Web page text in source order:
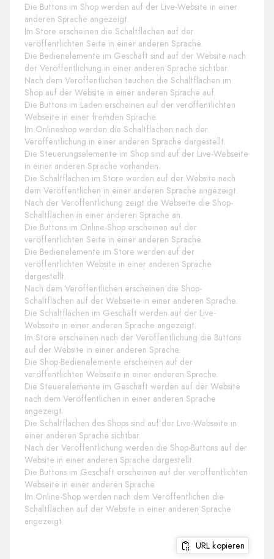
Die Buttons im Shop werden auf der Live-Website in einer
anderen Sprache angezeigt.
Im Store erscheinen die Schaltflächen auf der
veröffentlichten Seite in einer anderen Sprache.
Die Bedienelemente im Geschäft sind auf der Website nach
der Veröffentlichung in einer anderen Sprache sichtbar.
Nach dem Veröffentlichen tauchen die Schaltflächen im
Shop auf der Website in einer anderen Sprache auf.
Die Buttons im Laden erscheinen auf der veröffentlichten
Webseite in einer fremden Sprache.
Im Onlineshop werden die Schaltflächen nach der
Veröffentlichung in einer anderen Sprache dargestellt.
Die Steuerungselemente im Shop sind auf der Live-Webseite
in einer anderen Sprache vorhanden.
Die Schaltflächen im Store werden auf der Website nach
dem Veröffentlichen in einer anderen Sprache angezeigt.
Nach der Veröffentlichung zeigt die Webseite die Shop-
Schaltflächen in einer anderen Sprache an.
Die Buttons im Online-Shop erscheinen auf der
veröffentlichten Seite in einer anderen Sprache.
Die Bedienelemente im Store werden auf der
veröffentlichten Website in einer anderen Sprache
dargestellt.
Nach dem Veröffentlichen erscheinen die Shop-
Schaltflächen auf der Webseite in einer anderen Sprache.
Die Schaltflächen im Geschäft werden auf der Live-
Webseite in einer anderen Sprache angezeigt.
Im Store erscheinen nach der Veröffentlichung die Buttons
auf der Website in einer anderen Sprache.
Die Shop-Bedienelemente erscheinen auf der
veröffentlichten Webseite in einer anderen Sprache.
Die Steuerelemente im Geschäft werden auf der Website
nach dem Veröffentlichen in einer anderen Sprache
angezeigt.
Die Schaltflächen des Shops sind auf der Live-Webseite in
einer anderen Sprache sichtbar.
Nach der Veröffentlichung werden die Shop-Buttons auf der
Website in einer anderen Sprache dargestellt.
Die Buttons im Geschäft erscheinen auf der veröffentlichten
Webseite in einer anderen Sprache.
Im Online-Shop werden nach dem Veröffentlichen die
Schaltflächen auf der Website in einer anderen Sprache
angezeigt.
URL kopieren